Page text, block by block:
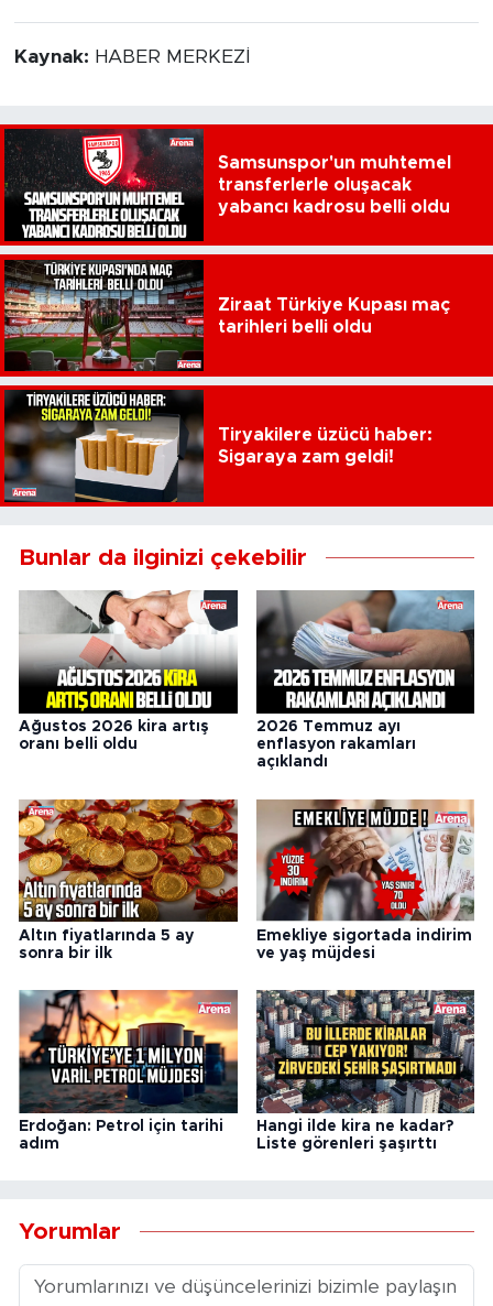
Kaynak: HABER MERKEZİ
Samsunspor'un muhtemel
transferlerle oluşacak
yabancı kadrosu belli oldu
Ziraat Türkiye Kupası maç
tarihleri belli oldu
Tiryakilere üzücü haber:
Sigaraya zam geldi!
Bunlar da ilginizi çekebilir
Ağustos 2026 kira artış
oranı belli oldu
2026 Temmuz ayı
enflasyon rakamları
açıklandı
Altın fiyatlarında 5 ay
sonra bir ilk
Emekliye sigortada indirim
ve yaş müjdesi
Erdoğan: Petrol için tarihi
adım
Hangi ilde kira ne kadar?
Liste görenleri şaşırttı
Yorumlar